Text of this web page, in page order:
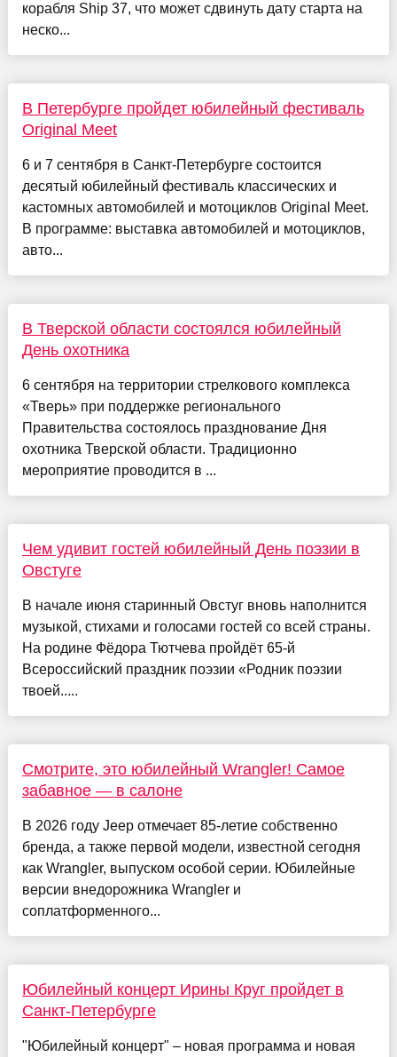
корабля Ship 37, что может сдвинуть дату старта на
неско...
В Петербурге пройдет юбилейный фестиваль
Original Meet
6 и 7 сентября в Санкт-Петербурге состоится
десятый юбилейный фестиваль классических и
кастомных автомобилей и мотоциклов Original Meet.
В программе: выставка автомобилей и мотоциклов,
авто...
В Тверской области состоялся юбилейный
День охотника
6 сентября на территории стрелкового комплекса
«Тверь» при поддержке регионального
Правительства состоялось празднование Дня
охотника Тверской области. Традиционно
мероприятие проводится в ...
Чем удивит гостей юбилейный День поэзии в
Овстуге
В начале июня старинный Овстуг вновь наполнится
музыкой, стихами и голосами гостей со всей страны.
На родине Фёдора Тютчева пройдёт 65‑й
Всероссийский праздник поэзии «Родник поэзии
твоей.....
Смотрите, это юбилейный Wrangler! Самое
забавное — в салоне
В 2026 году Jeep отмечает 85-летие собственно
бренда, а также первой модели, известной сегодня
как Wrangler, выпуском особой серии. Юбилейные
версии внедорожника Wrangler и
соплатформенного...
Юбилейный концерт Ирины Круг пройдет в
Санкт-Петербурге
"Юбилейный концерт" – новая программа и новая